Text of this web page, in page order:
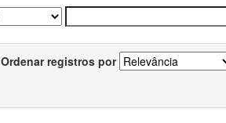
Ordenar registros por